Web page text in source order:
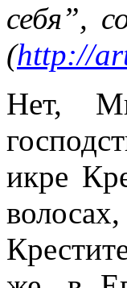
себя”,
(http://
Нет,
икре